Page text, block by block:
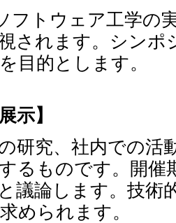
フトウェア工学の
されます。シンポ
目的とします。
示】
研究、社内での活
るものです。開催
議論します。技術
められます。